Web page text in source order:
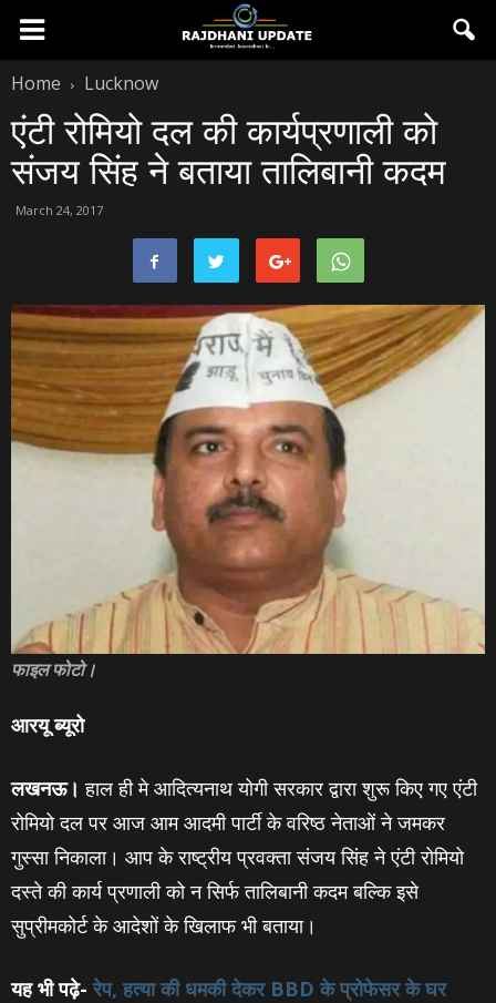
Home Lucknow
एंटी रोमियो दल की कार्यप्रणाली को
संजय सिंह ने बताया तालिबानी कदम
March 24, 2017
फाइल फोटो।
आरयू ब्‍यूरो
लखनऊ। हाल ही मे आदित्‍यनाथ योगी सरकार द्वारा शुरू किए गए एंटी
रोमियो दल पर आज आम आदमी पार्टी के वरिष्‍ठ नेताओं ने जमकर
गुस्‍सा निकाला। आप के राष्ट्रीय प्रवक्ता संजय सिंह ने एंटी रोमियो
दस्ते की कार्य प्रणाली को न सिर्फ तालिबानी कदम बल्कि इसे
सुप्रीमकोर्ट के आदेशों के खिलाफ भी बताया।
यह भी पढ़े- रेप, हत्‍या की धमकी देकर BBD के प्रोफेसर के घर